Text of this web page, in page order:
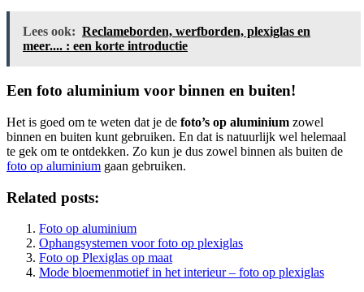
Lees ook: Reclameborden, werfborden, plexiglas en
meer.... : een korte introductie
Een foto aluminium voor binnen en buiten!
Het is goed om te weten dat je de foto’s op aluminium zowel
binnen en buiten kunt gebruiken. En dat is natuurlijk wel helemaal
te gek om te ontdekken. Zo kun je dus zowel binnen als buiten de
foto op aluminium gaan gebruiken.
Related posts:
Foto op aluminium
Ophangsystemen voor foto op plexiglas
Foto op Plexiglas op maat
Mode bloemenmotief in het interieur – foto op plexiglas